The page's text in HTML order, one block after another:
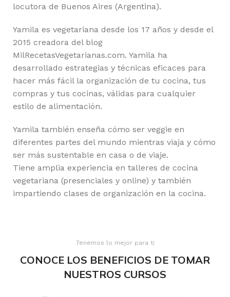
locutora de Buenos Aires (Argentina).
Yamila es vegetariana desde los 17 años y desde el
2015 creadora del blog
MilRecetasVegetarianas.com. Yamila ha
desarrollado estrategias y técnicas eficaces para
hacer más fácil la organización de tu cocina, tus
compras y tus cocinas, válidas para cualquier
estilo de alimentación.
Yamila también enseña cómo ser veggie en
diferentes partes del mundo mientras viaja y cómo
ser más sustentable en casa o de viaje.
Tiene amplia experiencia en talleres de cocina
vegetariana (presenciales y online) y también
impartiendo clases de organización en la cocina.
Tenemos lo mejor para ti
CONOCE LOS BENEFICIOS DE TOMAR
NUESTROS CURSOS